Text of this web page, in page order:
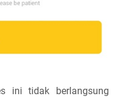
ini tidak berlangsung